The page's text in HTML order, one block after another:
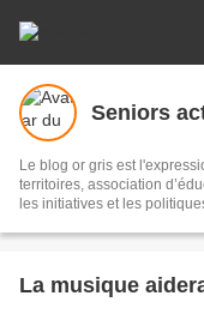
Seniors
Le blog or gris est
territoires, association
les initiatives et les
territoires. Il s'agit de
La musique